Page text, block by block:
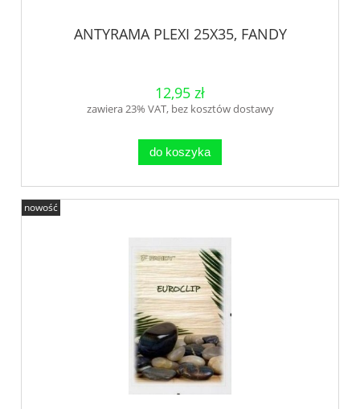
ANTYRAMA PLEXI 25X35, FANDY
12,95 zł
zawiera 23% VAT, bez kosztów dostawy
do koszyka
nowość